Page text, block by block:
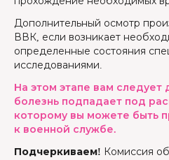
Дополнительный осмотр
ВВК, если возникает
определенные состояния
исследованиями.
На этом этапе вам следует
болезнь подпадает под
которому вы можете быть
к военной службе.
Подчеркиваем! Комиссия